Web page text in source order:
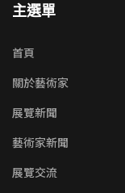
主選單
首頁
關於藝術家
展覽新聞
藝術家新聞
展覽交流